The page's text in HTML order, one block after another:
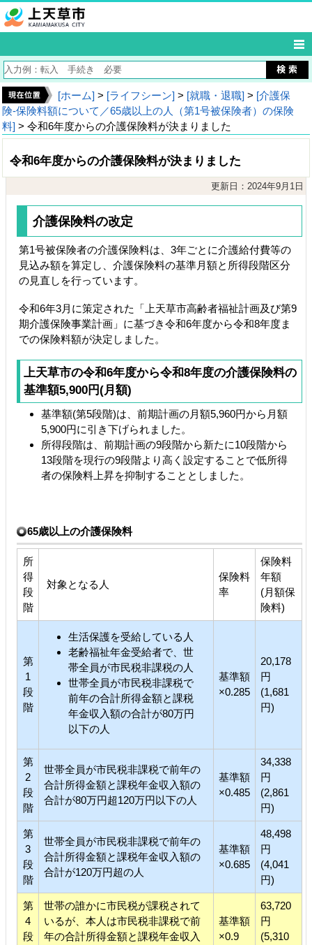
[ホーム] > [ライフシーン] > [就職・退職] > [介護保
険‐保険料額について／65歳以上の人（第1号被保険者）の保険
料] > 令和6年度からの介護保険料が決まりました
令和6年度からの介護保険料が決まりました
更新日：2024年9月1日
介護保険料の改定
第1号被保険者の介護保険料は、3年ごとに介護給付費等の
見込み額を算定し、介護保険料の基準月額と所得段階区分
の見直しを行っています。
令和6年3月に策定された「上天草市高齢者福祉計画及び第9
期介護保険事業計画」に基づき令和6年度から令和8年度ま
での保険料額が決定しました。
上天草市の令和6年度から令和8年度の介護保険料の
基準額5,900円(月額)
基準額(第5段階)は、前期計画の月額5,960円から月額
5,900円に引き下げられました。
所得段階は、前期計画の9段階から新たに10段階から
13段階を現行の9段階より高く設定することで低所得
者の保険料上昇を抑制することとしました。
65歳以上の介護保険料
所
得
段
階
対象となる人
保険料
率
保険料
年額
(月額保
険料)
第
1
段
階
生活保護を受給している人
老齢福祉年金受給者で、世
帯全員が市民税非課税の人
世帯全員が市民税非課税で
前年の合計所得金額と課税
年金収入額の合計が80万円
以下の人
基準額
×0.285
20,178
円
(1,681
円)
第
2
段
階
世帯全員が市民税非課税で前年の
合計所得金額と課税年金収入額の
合計が80万円超120万円以下の人
基準額
×0.485
34,338
円
(2,861
円)
第
3
段
階
世帯全員が市民税非課税で前年の
合計所得金額と課税年金収入額の
合計が120万円超の人
基準額
×0.685
48,498
円
(4,041
円)
第
4
段
世帯の誰かに市民税が課税されて
いるが、本人は市民税非課税で前
年の合計所得金額と課税年金収入
基準額
×0.9
63,720
円
(5,310